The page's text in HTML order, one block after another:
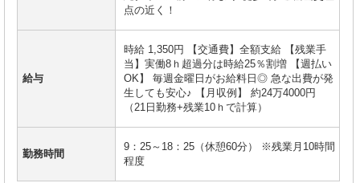
点の近く！
給与
時給 1,350円 【交通費】全額支給 【残業手
当】実働8ｈ超過分は時給25％割増 【週払い
OK】 毎週金曜日がお給料日◎ 急な出費が発
生しても安心♪ 【月収例】 約24万4000円
（21日勤務+残業10ｈで計算）
勤務時間
9：25～18：25（休憩60分） ※残業月10時間
程度